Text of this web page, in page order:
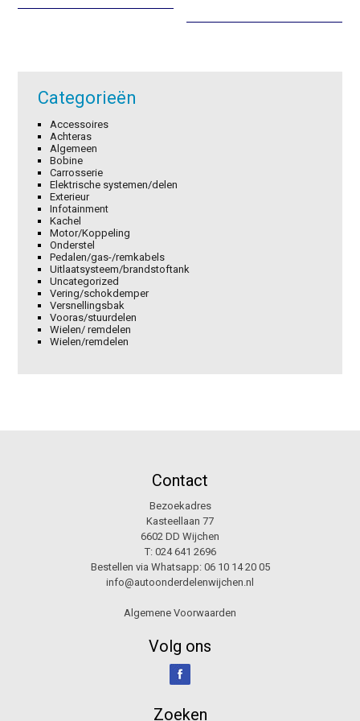
was:
is:
€5,84. €4,09.
Categorieën
Accessoires
Achteras
Algemeen
Bobine
Carrosserie
Elektrische systemen/delen
Exterieur
Infotainment
Kachel
Motor/Koppeling
Onderstel
Pedalen/gas-/remkabels
Uitlaatsysteem/brandstoftank
Uncategorized
Vering/schokdemper
Versnellingsbak
Vooras/stuurdelen
Wielen/ remdelen
Wielen/remdelen
Contact
Bezoekadres
Kasteellaan 77
6602 DD Wijchen
T: 024 641 2696
Bestellen via Whatsapp: 06 10 14 20 05
info@autoonderdelenwijchen.nl
Algemene Voorwaarden
Volg ons
Zoeken